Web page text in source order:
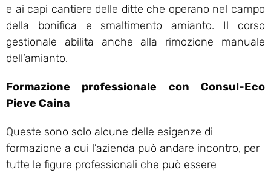
e ai capi cantiere delle ditte che operano nel campo
della bonifica e smaltimento amianto. Il corso
gestionale abilita anche alla rimozione manuale
dell’amianto.
Formazione professionale con Consul-Eco
Pieve Caina
Queste sono solo alcune delle esigenze di
formazione a cui l’azienda può andare incontro, per
tutte le figure professionali che può essere